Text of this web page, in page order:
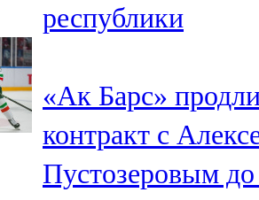
республики
«Ак Барс»
контракт с
Пустозеровым